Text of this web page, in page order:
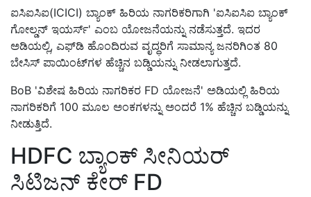
ಐಸಿಐಸಿಐ(ICICI) ಬ್ಯಾಂಕ್ ಹಿರಿಯ ನಾಗರಿಕರಿಗಾಗಿ 'ಐಸಿಐಸಿಐ ಬ್ಯಾಂಕ್
ಗೋಲ್ಡನ್ ಇಯರ್ಸ್' ಎಂಬ ಯೋಜನೆಯನ್ನು ನಡೆಸುತ್ತದೆ. ಇದರ
ಅಡಿಯಲ್ಲಿ, ಎಫ್‌ಡಿ ಹೊಂದಿರುವ ವೃದ್ಧರಿಗೆ ಸಾಮಾನ್ಯ ಜನರಿಗಿಂತ 80
ಬೇಸಿಸ್ ಪಾಯಿಂಟ್‌ಗಳ ಹೆಚ್ಚಿನ ಬಡ್ಡಿಯನ್ನು ನೀಡಲಾಗುತ್ತದೆ.
BoB 'ವಿಶೇಷ ಹಿರಿಯ ನಾಗರಿಕರ FD ಯೋಜನೆ' ಅಡಿಯಲ್ಲಿ ಹಿರಿಯ
ನಾಗರಿಕರಿಗೆ 100 ಮೂಲ ಅಂಕಗಳನ್ನು ಅಂದರೆ 1% ಹೆಚ್ಚಿನ ಬಡ್ಡಿಯನ್ನು
ನೀಡುತ್ತಿದೆ.
HDFC ಬ್ಯಾಂಕ್ ಸೀನಿಯರ್
ಸಿಟಿಜನ್ ಕೇರ್ FD